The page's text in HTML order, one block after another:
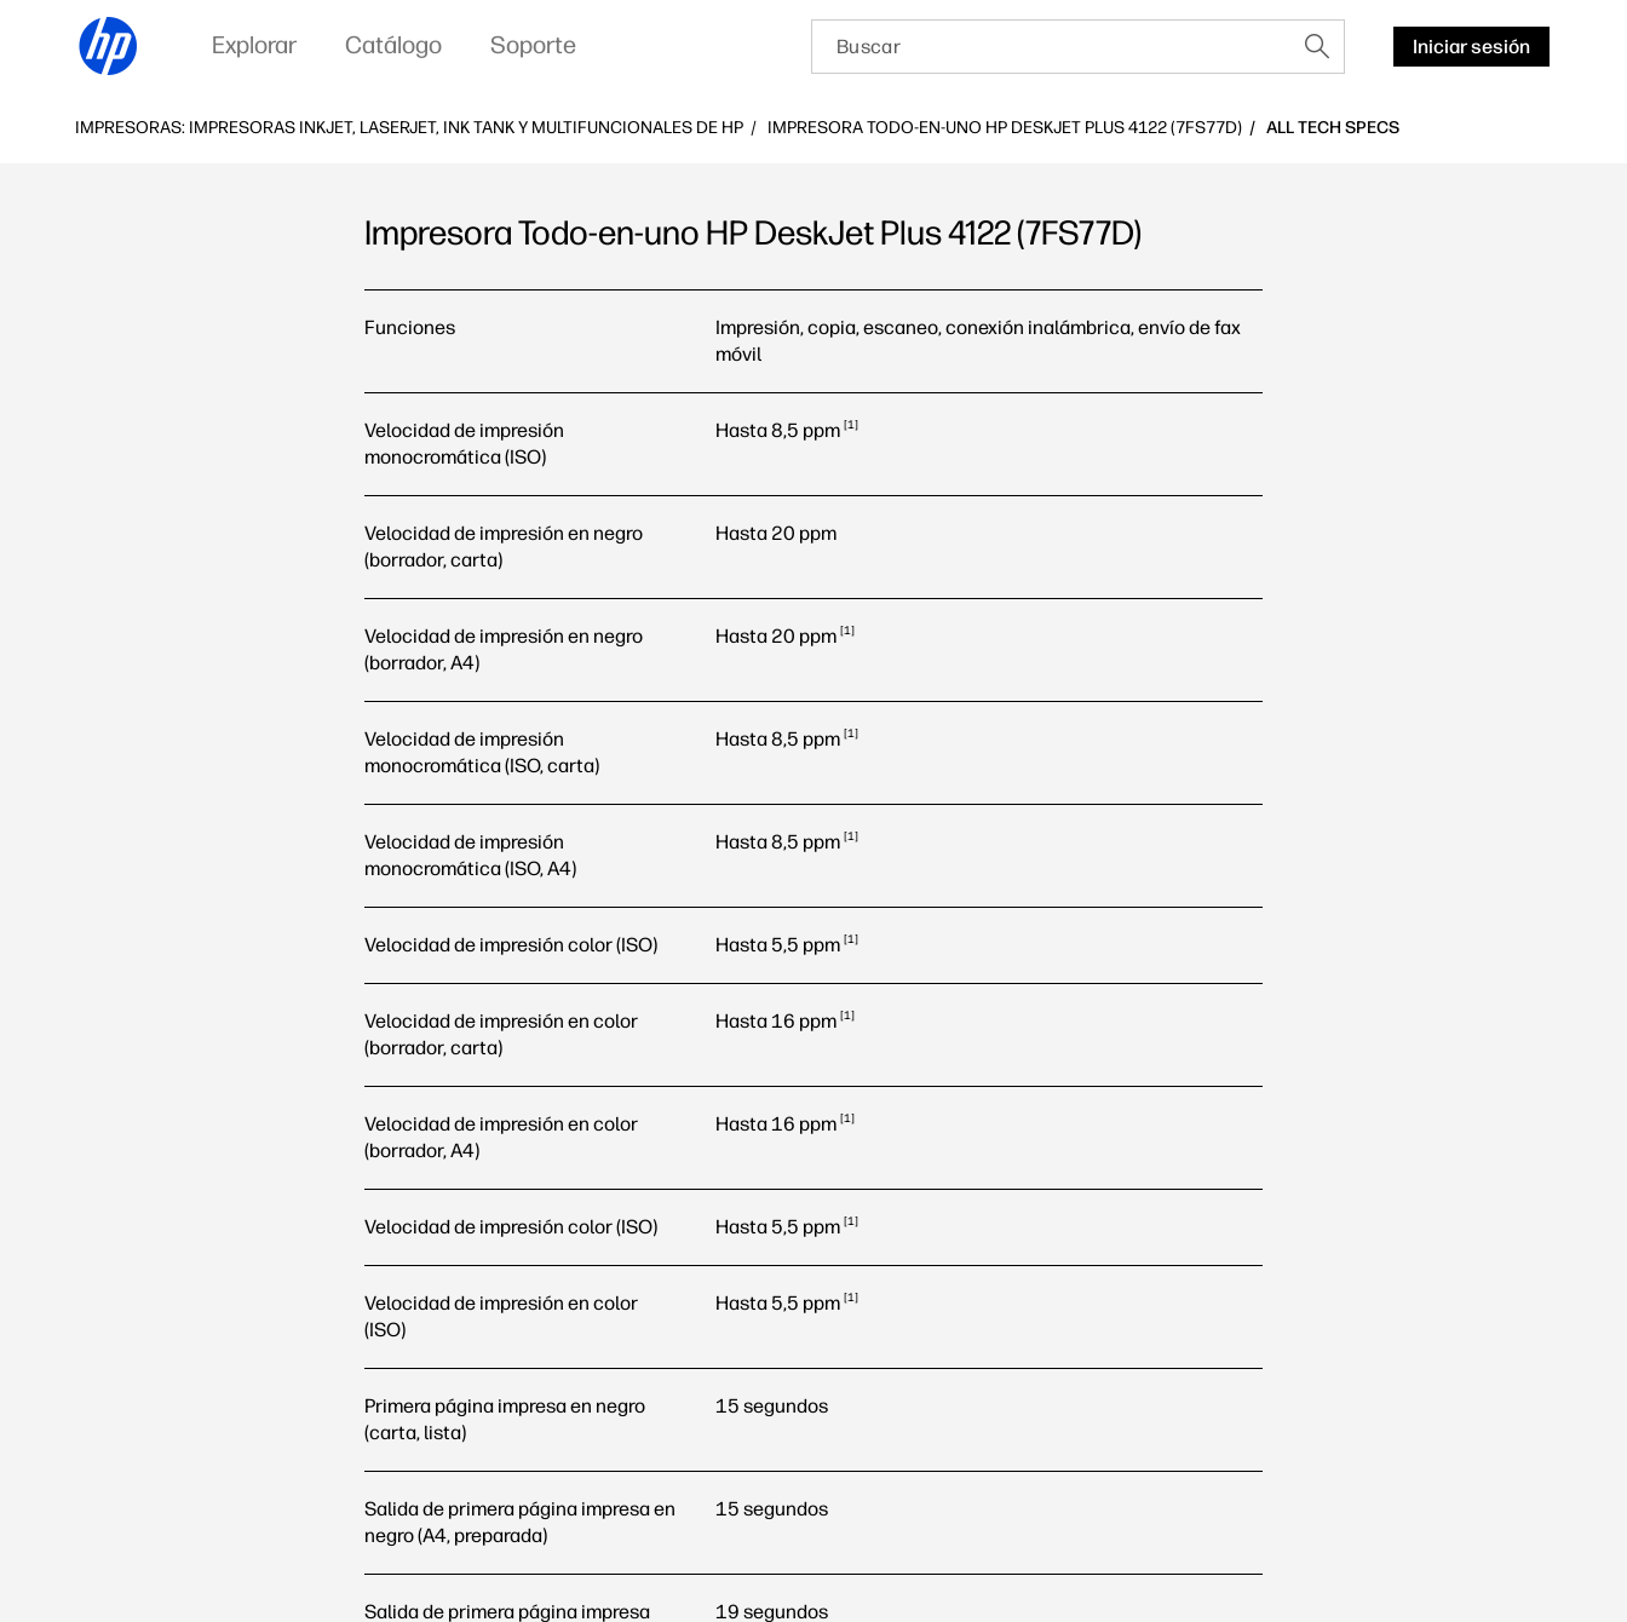
Explorar Catálogo Soporte Iniciar sesión
IMPRESORAS: IMPRESORAS INKJET, LASERJET, INK TANK Y MULTIFUNCIONALES DE HP IMPRESORA TODO-EN-UNO HP DESKJET PLUS 4122 (7FS77D) ALL TECH SPECS
Impresora Todo-en-uno HP DeskJet Plus 4122 (7FS77D)
Funciones
Impresión, copia, escaneo, conexión inalámbrica, envío de fax
móvil
Velocidad de impresión
monocromática (ISO)
Hasta 8,5 ppm 1
Velocidad de impresión en negro
(borrador, carta)
Hasta 20 ppm
Velocidad de impresión en negro
(borrador, A4)
Hasta 20 ppm 1
Velocidad de impresión
monocromática (ISO, carta)
Hasta 8,5 ppm 1
Velocidad de impresión
monocromática (ISO, A4)
Hasta 8,5 ppm 1
Velocidad de impresión color (ISO) Hasta 5,5 ppm 1
Velocidad de impresión en color
(borrador, carta)
Hasta 16 ppm 1
Velocidad de impresión en color
(borrador, A4)
Hasta 16 ppm 1
Velocidad de impresión color (ISO) Hasta 5,5 ppm 1
Velocidad de impresión en color
(ISO)
Hasta 5,5 ppm 1
Primera página impresa en negro
(carta, lista)
15 segundos
Salida de primera página impresa en
negro (A4, preparada)
15 segundos
Salida de primera página impresa
19 segundos